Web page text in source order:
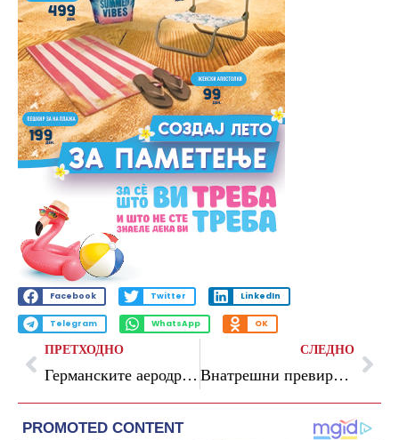
Facebook Twitter LinkedIn
Telegram WhatsApp OK
ПРЕТХОДНО
Германските аеродроми предупредуваат: Можни масовни откажувања на летови и поскапи билети
СЛЕДНО
Внатрешни превирања во Техеран: ултрарадикалниот „Фронт на отпорот“ ги минира преговорите со САД